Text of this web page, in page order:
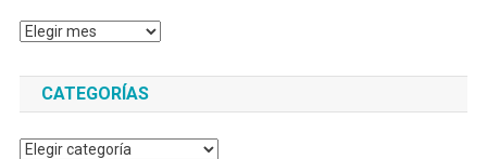
Archivos
CATEGORÍAS
Categorías